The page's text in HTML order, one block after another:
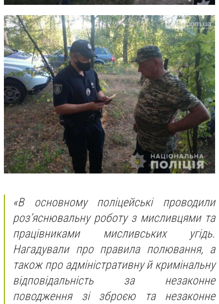
«В основному поліцейські проводили
роз’яснювальну роботу з мисливцями та
працівниками мисливських угідь.
Нагадували про правила полювання, а
також про адміністративну й кримінальну
відповідальність за незаконне
поводження зі зброєю та незаконне